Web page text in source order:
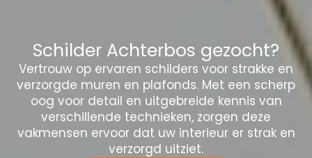
Schilder Achterbos gezocht?
Vertrouw op ervaren schilders voor strakke en
verzorgde muren en plafonds. Met een scherp
oog voor detail en uitgebreide kennis van
verschillende technieken, zorgen deze
vakmensen ervoor dat uw interieur er strak en
verzorgd uitziet.